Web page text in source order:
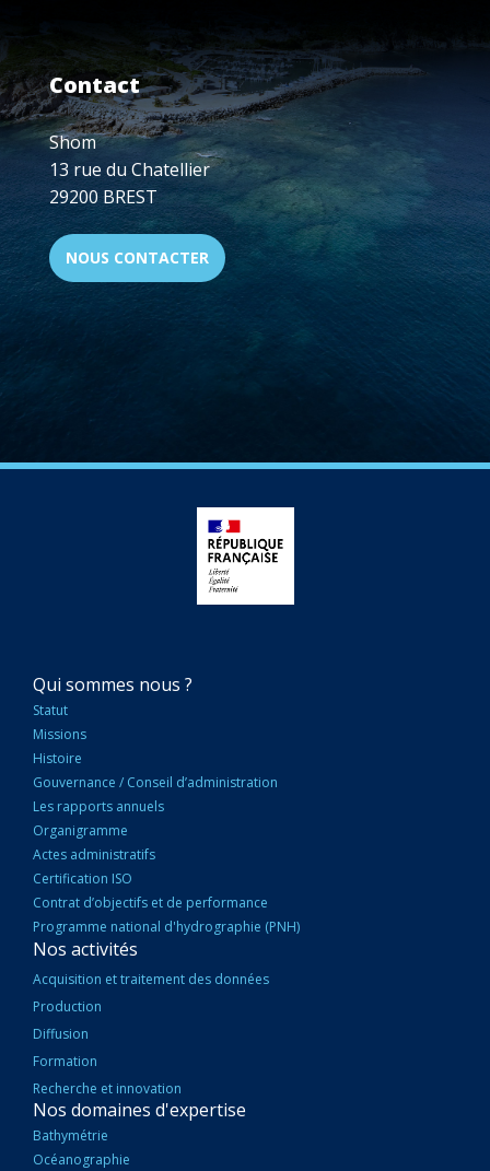
Contact
Shom
13 rue du Chatellier
29200 BREST
NOUS CONTACTER
NAVIGATION
PRINCIPALE
Qui sommes nous ?
Statut
Missions
Histoire
Gouvernance / Conseil d’administration
Les rapports annuels
Organigramme
Actes administratifs
Certification ISO
Contrat d’objectifs et de performance
Programme national d'hydrographie (PNH)
Nos activités
Acquisition et traitement des données
Production
Diffusion
Formation
Recherche et innovation
Nos domaines d'expertise
Bathymétrie
Océanographie